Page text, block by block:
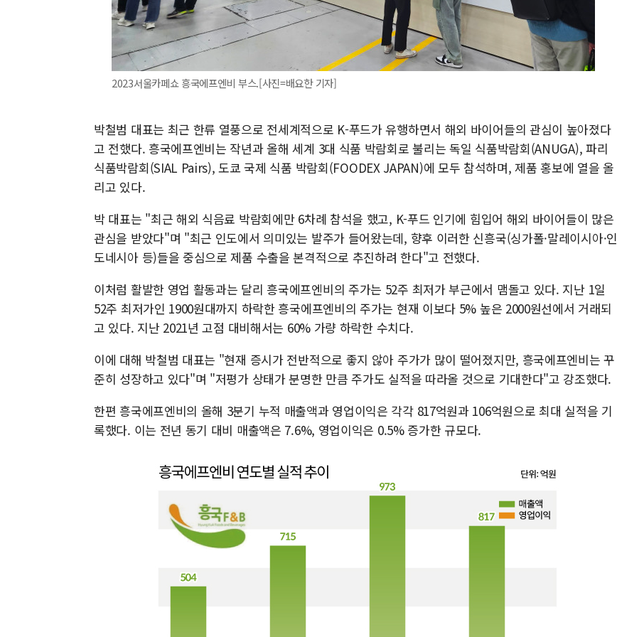
2023서울카페쇼 흥국에프엔비 부스.[사진=배요한 기자]
박철범 대표는 최근 한류 열풍으로 전세계적으로 K-푸드가 유행하면서 해외 바이어들의 관심이 높아졌다
고 전했다. 흥국에프엔비는 작년과 올해 세계 3대 식품 박람회로 불리는 독일 식품박람회(ANUGA), 파리
식품박람회(SIAL Pairs), 도쿄 국제 식품 박람회(FOODEX JAPAN)에 모두 참석하며, 제품 홍보에 열을 올
리고 있다.
박 대표는 "최근 해외 식음료 박람회에만 6차례 참석을 했고, K-푸드 인기에 힘입어 해외 바이어들이 많은
관심을 받았다"며 "최근 인도에서 의미있는 발주가 들어왔는데, 향후 이러한 신흥국(싱가폴·말레이시아·인
도네시아 등)들을 중심으로 제품 수출을 본격적으로 추진하려 한다"고 전했다.
이처럼 활발한 영업 활동과는 달리 흥국에프엔비의 주가는 52주 최저가 부근에서 맴돌고 있다. 지난 1일
52주 최저가인 1900원대까지 하락한 흥국에프엔비의 주가는 현재 이보다 5% 높은 2000원선에서 거래되
고 있다. 지난 2021년 고점 대비해서는 60% 가량 하락한 수치다.
이에 대해 박철범 대표는 "현재 증시가 전반적으로 좋지 않아 주가가 많이 떨어졌지만, 흥국에프엔비는 꾸
준히 성장하고 있다"며 "저평가 상태가 분명한 만큼 주가도 실적을 따라올 것으로 기대한다"고 강조했다.
한편 흥국에프엔비의 올해 3분기 누적 매출액과 영업이익은 각각 817억원과 106억원으로 최대 실적을 기
록했다. 이는 전년 동기 대비 매출액은 7.6%, 영업이익은 0.5% 증가한 규모다.